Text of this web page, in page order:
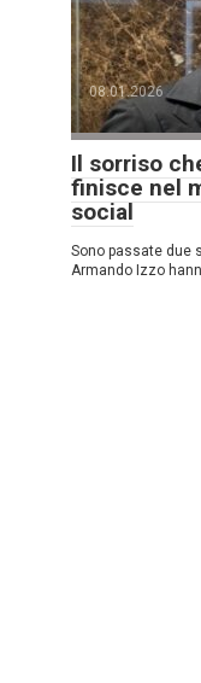
08.01.2026
Il sorriso
finisce nel
social
Sono passate due
Armando Izzo